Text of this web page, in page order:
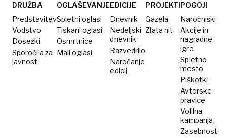
spomenika
DRUŽBA
Predstavitev
Vodstvo
Dosežki
Sporočila za
javnost
OGLAŠEVANJE
Spletni oglasi
Tiskani oglasi
Osmrtnice
Mali oglasi
EDICIJE
Dnevnik
Nedeljski
dnevnik
Razvedrilo
Naročanje
edicij
PROJEKTI
Gazela
Zlata nit
POGOJI
Naročniški
Akcije in
nagradne
igre
Spletno
mesto
Piškotki
Avtorske
pravice
Volilna
kampanja
Zasebnost